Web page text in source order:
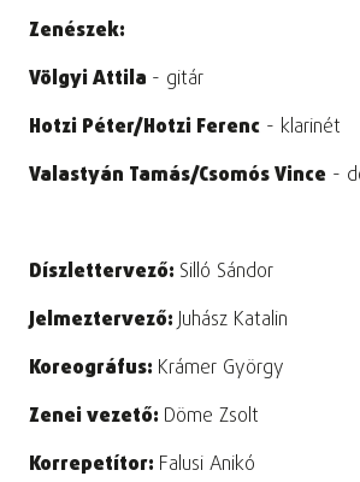
Zenészek:
Völgyi Attila - gitár
Hotzi Péter/Hotzi Ferenc - klarinét
Valastyán Tamás/Csomós Vince -
Díszlettervező: Silló Sándor
Jelmeztervező:Juhász Katalin
Koreográfus: Krámer György
Zenei vezető: Döme Zsolt
Korrepetítor: Falusi Anikó